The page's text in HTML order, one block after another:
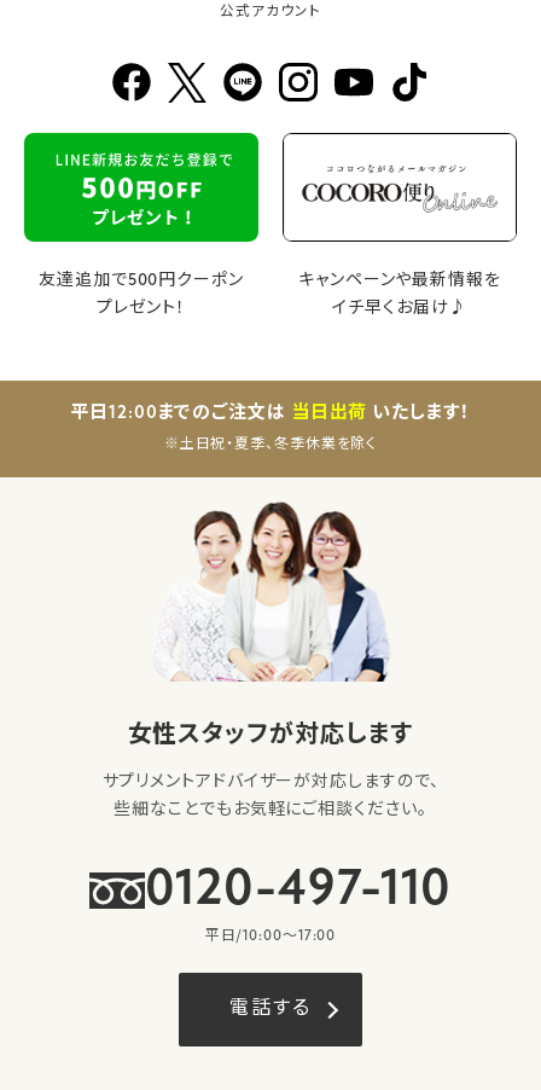
公式アカウント
友達追加で500円クーポン
プレゼント！
キャンペーンや最新情報を
イチ早くお届け♪
平日12:00までのご注文は 当日出荷 いたします！
※土日祝・夏季、冬季休業を除く
女性スタッフが対応します
サプリメントアドバイザーが対応しますので、
些細なことでもお気軽にご相談ください。
0120-497-110
平日/10:00〜17:00
電話する